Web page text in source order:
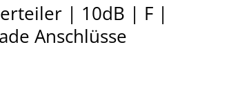
| 10dB | F |
Anschlüsse